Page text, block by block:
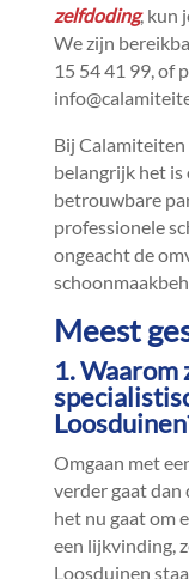
zelfdoding, kun
We zijn
15 54 41 99, of
Bij Calamiteiten
belangrijk het is
betrouwbare
professionele
ongeacht de
Meest
1.​ Waarom
Omgaan met
verder gaat dan
het nu gaat om
een lijkvinding,
Loosduinen